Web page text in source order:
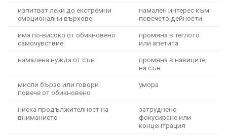
изпитват леки до екстремни
емоционални върхове
намален интерес към
повечето дейности
има по-високо от обикновено
самочувствие
промяна в теглото
или апетита
намалена нужда от сън
промяна в навиците
на сън
мисли бързо или говори
повече от обикновено
умора
ниска продължителност на
вниманието
затруднено
фокусиране или
концентрация